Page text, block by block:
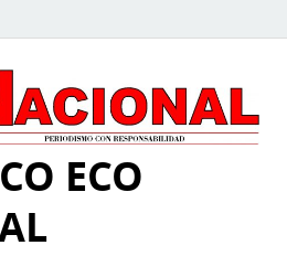
ECO